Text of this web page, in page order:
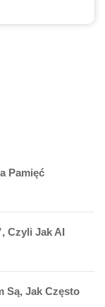
Pamięć
Czyli Jak AI
Są, Jak Często